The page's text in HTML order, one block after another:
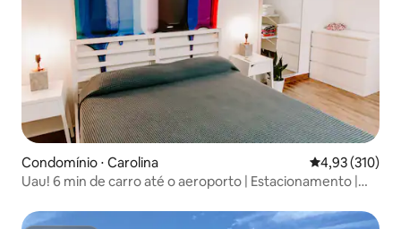
Condomínio ⋅ Carolina 4,93 de uma
4,93 (310)
Uau! 6 min de carro até o aeroporto | Estacionamento |